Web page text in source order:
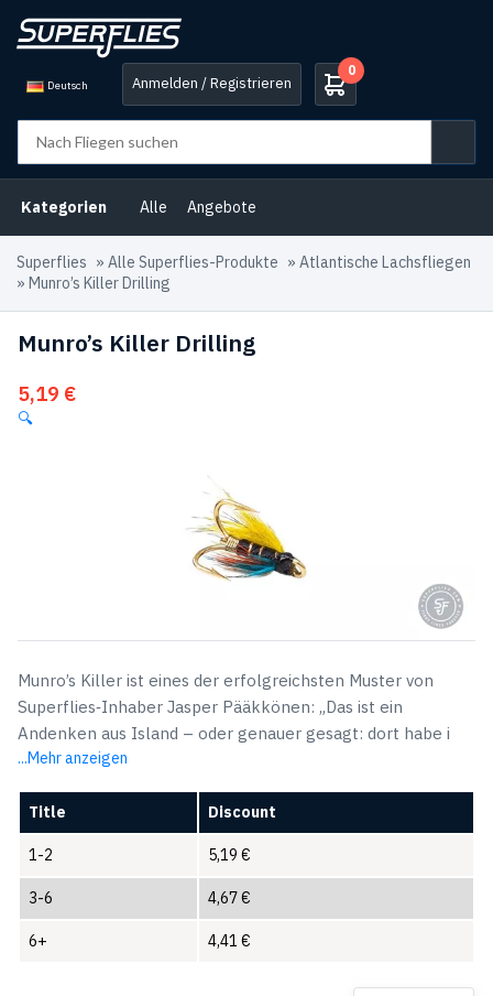
Deutsch Anmelden / Registrieren
0
Kategorien Alle Angebote
Superflies » Alle Superflies-Produkte » Atlantische Lachsfliegen
» Munro’s Killer Drilling
Munro’s Killer Drilling
5,19 €
🔍
Munro’s Killer ist eines der erfolgreichsten Muster von
Superflies‑Inhaber Jasper Pääkkönen: „Das ist ein
Andenken aus Island – oder genauer gesagt: dort habe i
...Mehr anzeigen
Title Discount
1-2 5,19 €
3-6 4,67€
6+ 4,41 €